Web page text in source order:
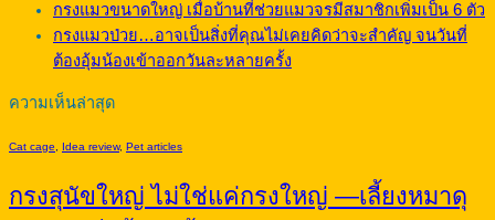
กรงแมวขนาดใหญ่ เมื่อบ้านที่ช่วยแมวจรมีสมาชิกเพิ่มเป็น 6 ตัว
กรงแมวป่วย…อาจเป็นสิ่งที่คุณไม่เคยคิดว่าจะสำคัญ จนวันที่
ต้องอุ้มน้องเข้าออกวันละหลายครั้ง
ความเห็นล่าสุด
Cat cage Idea review, Pet articles
กรงสุนัขใหญ่ ไม่ใช่แค่กรงใหญ่ —เลี้ยงหมาดุ